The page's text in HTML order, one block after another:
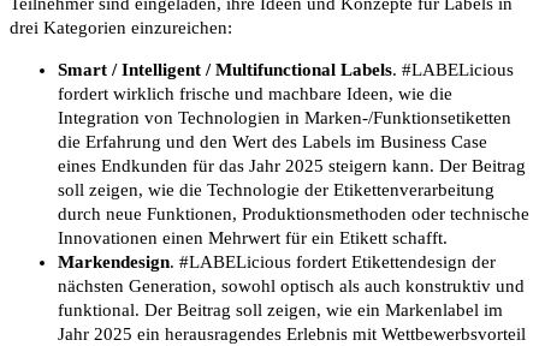
Teilnehmer sind eingeladen, ihre Ideen und Konzepte für Labels in
drei Kategorien einzureichen:
Smart / Intelligent / Multifunctional Labels. #LABELicious
fordert wirklich frische und machbare Ideen, wie die
Integration von Technologien in Marken-/Funktionsetiketten
die Erfahrung und den Wert des Labels im Business Case
eines Endkunden für das Jahr 2025 steigern kann. Der Beitrag
soll zeigen, wie die Technologie der Etikettenverarbeitung
durch neue Funktionen, Produktionsmethoden oder technische
Innovationen einen Mehrwert für ein Etikett schafft.
Markendesign. #LABELicious fordert Etikettendesign der
nächsten Generation, sowohl optisch als auch konstruktiv und
funktional. Der Beitrag soll zeigen, wie ein Markenlabel im
Jahr 2025 ein herausragendes Erlebnis mit Wettbewerbsvorteil